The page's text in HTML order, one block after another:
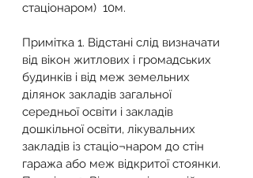
стаціонаром)  10м.
Примітка 1. Відстані слід визначати
від вікон житлових і громадських
будинків і від меж земельних
ділянок закладів загальної
середньої освіти і закладів
дошкільної освіти, лікувальних
закладів із стаціо¬наром до стін
гаража або меж відкритої стоянки.